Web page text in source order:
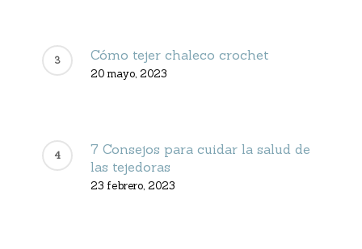
Cómo tejer chaleco crochet
20 mayo, 2023
7 Consejos para cuidar la salud de
las tejedoras
23 febrero, 2023